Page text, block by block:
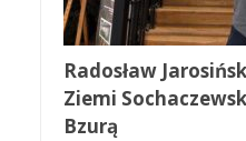
Radosław
Ziemi
Bzurą